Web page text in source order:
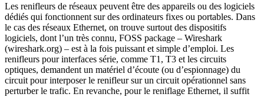
Les renifleurs de réseaux peuvent être des appareils ou des logiciels
dédiés qui fonctionnent sur des ordinateurs fixes ou portables. Dans
le cas des réseaux Ethernet, on trouve surtout des dispositifs
logiciels, dont l’un très connu, FOSS package – Wireshark
(wireshark.org) – est à la fois puissant et simple d’emploi. Les
renifleurs pour interfaces série, comme T1, T3 et les circuits
optiques, demandent un matériel d’écoute (ou d’espionnage) du
circuit pour interposer le renifleur sur un circuit opérationnel sans
perturber le trafic. En revanche, pour le reniflage Ethernet, il suffit